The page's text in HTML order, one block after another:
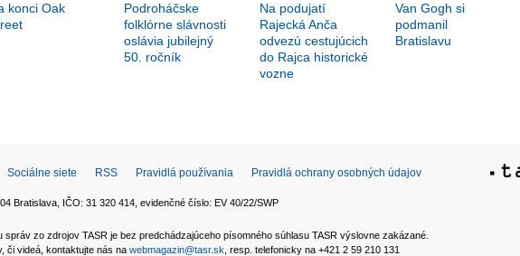
konci Oak
Podroháčske
folklórne slávnosti
oslávia jubilejný
50. ročník
Na podujatí
Rajecká Anča
odvezú cestujúcich
do Rajca historické
vozne
Van Gogh si
podmanil
Bratislavu
Sociálne siete RSS Pravidlá používania Pravidlá ochrany osobných údajov
Bratislava, IČO: 31 320 414, evidenčné číslo: EV 40/22/SWP
správ zo zdrojov TASR je bez predchádzajúceho písomného súhlasu TASR výslovne zakázané.
či videá, kontaktujte nás na webmagazin@tasr.sk, resp. telefonicky na +421 2 59 210 131